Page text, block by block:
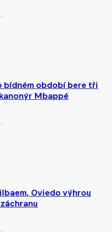
bídném období bere tři
Mbappé
Oviedo výhrou